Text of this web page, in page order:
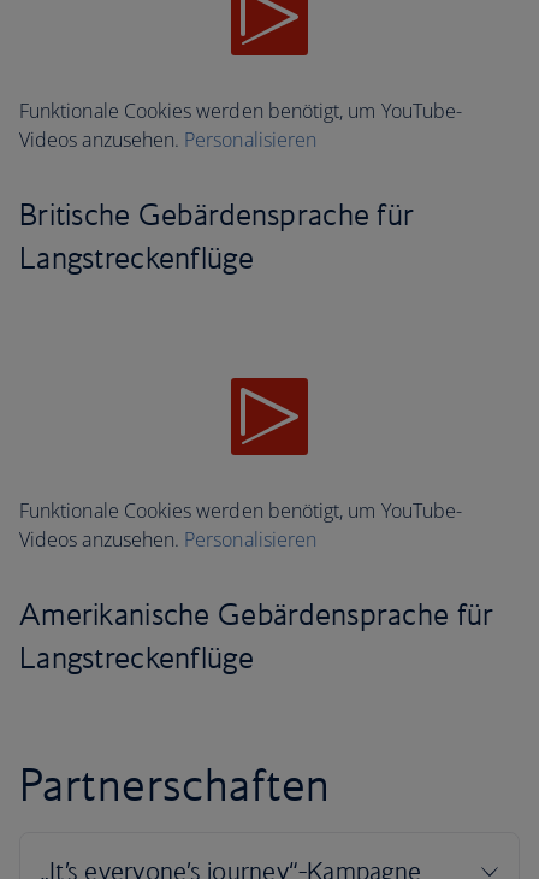
Funktionale Cookies werden benötigt, um YouTube-
Videos anzusehen. Personalisieren
Britische Gebärdensprache für
Langstreckenflüge
Funktionale Cookies werden benötigt, um YouTube-
Videos anzusehen. Personalisieren
Amerikanische Gebärdensprache für
Langstreckenflüge
Partnerschaften